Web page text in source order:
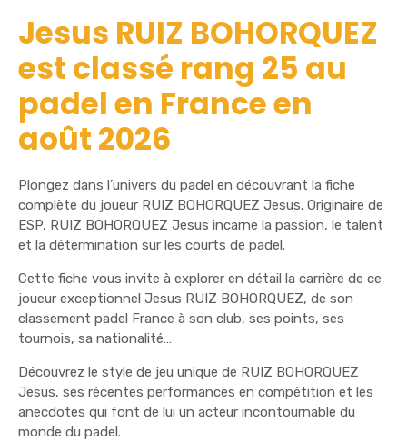
Jesus RUIZ BOHORQUEZ
est classé rang 25 au
padel en France en
août 2026
Plongez dans l’univers du padel en découvrant la fiche
complète du joueur RUIZ BOHORQUEZ Jesus. Originaire de
ESP, RUIZ BOHORQUEZ Jesus incarne la passion, le talent
et la détermination sur les courts de padel.
Cette fiche vous invite à explorer en détail la carrière de ce
joueur exceptionnel Jesus RUIZ BOHORQUEZ, de son
classement padel France à son club, ses points, ses
tournois, sa nationalité…
Découvrez le style de jeu unique de RUIZ BOHORQUEZ
Jesus, ses récentes performances en compétition et les
anecdotes qui font de lui un acteur incontournable du
monde du padel.